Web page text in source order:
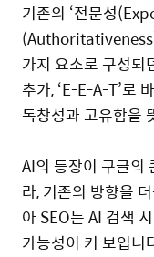
기존의 ‘전문성
가지 요소로 구성되
추가, ‘E-E-A-T’로
독창성과 고유함을
AI의 등장이 구글의
라, 기존의 방향을
아 SEO는 AI 검색
가능성이 커 보입니